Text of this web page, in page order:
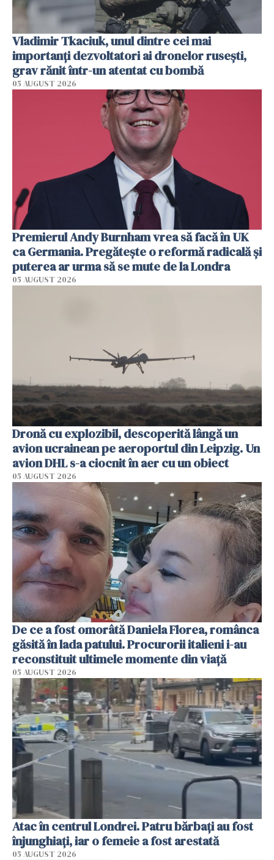
Vladimir Tkaciuk, unul dintre cei mai
importanți dezvoltatori ai dronelor rusești,
grav rănit într-un atentat cu bombă
05 AUGUST 2026
Premierul Andy Burnham vrea să facă în UK
ca Germania. Pregătește o reformă radicală și
puterea ar urma să se mute de la Londra
05 AUGUST 2026
Dronă cu explozibil, descoperită lângă un
avion ucrainean pe aeroportul din Leipzig. Un
avion DHL s-a ciocnit în aer cu un obiect
05 AUGUST 2026
De ce a fost omorâtă Daniela Florea, românca
găsită în lada patului. Procurorii italieni i-au
reconstituit ultimele momente din viață
05 AUGUST 2026
Atac în centrul Londrei. Patru bărbați au fost
înjunghiați, iar o femeie a fost arestată
05 AUGUST 2026